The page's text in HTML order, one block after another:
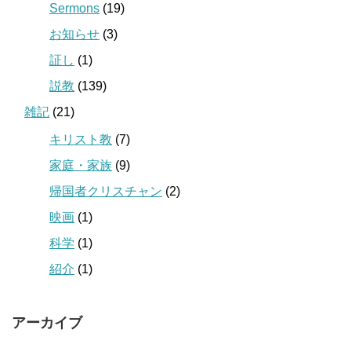
Sermons (19)
お知らせ (3)
証し (1)
説教 (139)
雑記 (21)
キリスト教 (7)
家庭・家族 (9)
帰国者クリスチャン (2)
映画 (1)
科学 (1)
紹介 (1)
アーカイブ